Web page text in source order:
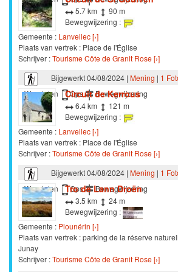
5.7 km
90 m
Bewegwijzering :
Gemeente : Lanvellec [›]
Plaats van vertrek : Place de l'Église
Schrijver :Tourisme Côte de Granit Rose [›]
Bijgewerkt 04/08/2024 | Mening | 1
Wandelen
Gps Bewegwijzering
Circuit de Kerrous
6.4 km
121 m
Bewegwijzering :
Gemeente : Lanvellec [›]
Plaats van vertrek : Place de l'Église
Schrijver :Tourisme Côte de Granit Rose [›]
Bijgewerkt 04/08/2024 | Mening | 1
Wandelen
Gps Bewegwijzering
Tro de Lann Droën
3.5 km
24 m
Bewegwijzering :
Gemeente : Plounérin [›]
Plaats van vertrek : parking de la réserve
Junay
Schrijver :Tourisme Côte de Granit Rose [›]